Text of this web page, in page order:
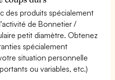
des produits spécialement
de Bonnetier /
petit diamètre. Obtenez
spécialement
situation personnelle
ou variables, etc.)